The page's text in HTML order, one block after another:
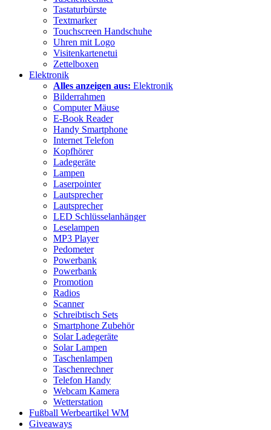
Tastaturbürste
Textmarker
Touchscreen Handschuhe
Uhren mit Logo
Visitenkartenetui
Zettelboxen
Elektronik
Alles anzeigen aus: Elektronik
Bilderrahmen
Computer Mäuse
E-Book Reader
Handy Smartphone
Internet Telefon
Kopfhörer
Ladegeräte
Lampen
Laserpointer
Lautsprecher
Lautsprecher
LED Schlüsselanhänger
Leselampen
MP3 Player
Pedometer
Powerbank
Powerbank
Promotion
Radios
Scanner
Schreibtisch Sets
Smartphone Zubehör
Solar Ladegeräte
Solar Lampen
Taschenlampen
Taschenrechner
Telefon Handy
Webcam Kamera
Wetterstation
Fußball Werbeartikel WM
Giveaways